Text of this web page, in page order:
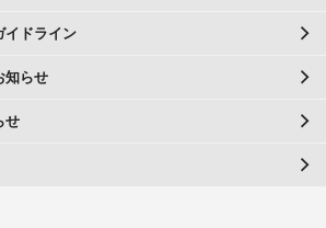
イドライン
知らせ
せ